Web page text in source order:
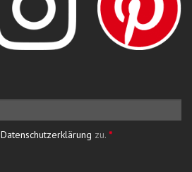
Datenschutzerklärung zu. *